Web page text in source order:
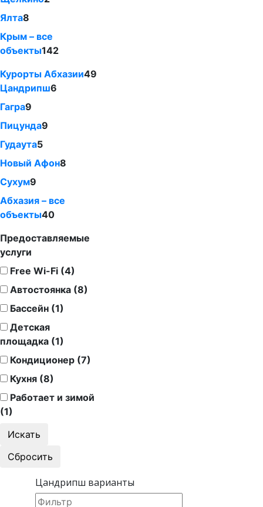
Ялта8
Крым – все
объекты142
Курорты Абхазии49
Цандрипш6
Гагра9
Пицунда9
Гудаута5
Новый Афон8
Сухум9
Абхазия – все
объекты40
Предоставляемые
услуги
Free Wi-Fi (4)
Автостоянка (8)
Бассейн (1)
Детская
площадка (1)
Кондиционер (7)
Кухня (8)
Работает и зимой
(1)
Цандрипш варианты